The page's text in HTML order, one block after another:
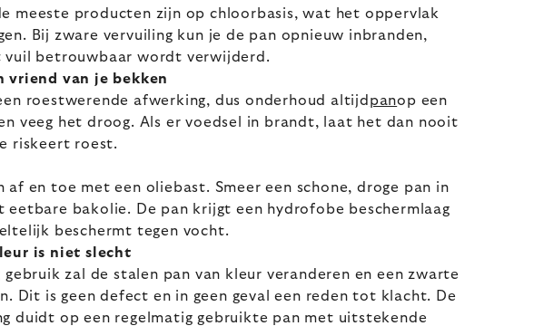
meeste producten zijn op chloorbasis, wat het oppervlak
Bij zware vervuiling kun je de pan opnieuw inbranden,
vuil betrouwbaar wordt verwijderd.
vriend van je bekken
roestwerende afwerking, dus onderhoud altijd panop een
veeg het droog. Als er voedsel in brandt, laat het dan nooit
riskeert roest.
af en toe met een oliebast. Smeer een schone, droge pan in
eetbare bakolie. De pan krijgt een hydrofobe beschermlaag
beschermt tegen vocht.
is niet slecht
gebruik zal de stalen pan van kleur veranderen en een zwarte
Dit is geen defect en in geen geval een reden tot klacht. De
duidt op een regelmatig gebruikte pan met uitstekende